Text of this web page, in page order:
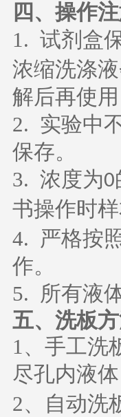
四、操作
1. 试剂盒
浓缩洗涤
解后再使
2. 实验中
保存。
3. 浓度为0
书操作时
4. 严格按
作。
5. 所有液
五、 洗板
1、 手工洗
尽孔内液
2、 自动洗